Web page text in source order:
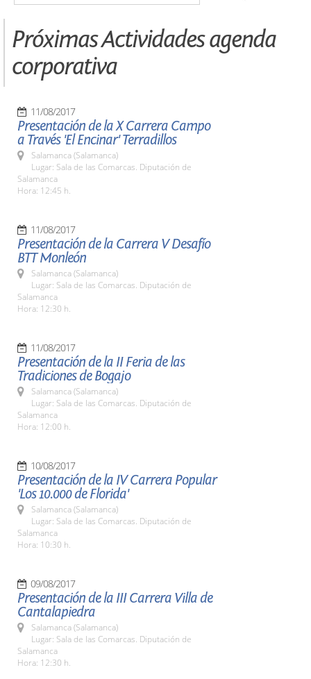
Próximas Actividades agenda
corporativa
11/08/2017
Presentación de la X Carrera Campo
a Través 'El Encinar' Terradillos
Salamanca (Salamanca)
Lugar: Sala de las Comarcas. Diputación de
Salamanca
Hora: 12:45 h.
11/08/2017
Presentación de la Carrera V Desafío
BTT Monleón
Salamanca (Salamanca)
Lugar: Sala de las Comarcas. Diputación de
Salamanca
Hora: 12:30 h.
11/08/2017
Presentación de la II Feria de las
Tradiciones de Bogajo
Salamanca (Salamanca)
Lugar: Sala de las Comarcas. Diputación de
Salamanca
Hora: 12:00 h.
10/08/2017
Presentación de la IV Carrera Popular
'Los 10.000 de Florida'
Salamanca (Salamanca)
Lugar: Sala de las Comarcas. Diputación de
Salamanca
Hora: 10:30 h.
09/08/2017
Presentación de la III Carrera Villa de
Cantalapiedra
Salamanca (Salamanca)
Lugar: Sala de las Comarcas. Diputación de
Salamanca
Hora: 12:30 h.